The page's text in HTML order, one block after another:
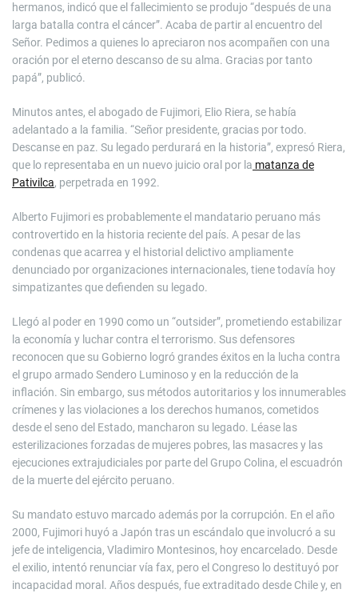
hermanos, indicó que el fallecimiento se produjo “después de una
larga batalla contra el cáncer”. Acaba de partir al encuentro del
Señor. Pedimos a quienes lo apreciaron nos acompañen con una
oración por el eterno descanso de su alma. Gracias por tanto
papá”, publicó.
Minutos antes, el abogado de Fujimori, Elio Riera, se había
adelantado a la familia. “Señor presidente, gracias por todo.
Descanse en paz. Su legado perdurará en la historia”, expresó Riera,
que lo representaba en un nuevo juicio oral por la matanza de
Pativilca, perpetrada en 1992.
Alberto Fujimori es probablemente el mandatario peruano más
controvertido en la historia reciente del país. A pesar de las
condenas que acarrea y el historial delictivo ampliamente
denunciado por organizaciones internacionales, tiene todavía hoy
simpatizantes que defienden su legado.
Llegó al poder en 1990 como un “outsider”, prometiendo estabilizar
la economía y luchar contra el terrorismo. Sus defensores
reconocen que su Gobierno logró grandes éxitos en la lucha contra
el grupo armado Sendero Luminoso y en la reducción de la
inflación. Sin embargo, sus métodos autoritarios y los innumerables
crímenes y las violaciones a los derechos humanos, cometidos
desde el seno del Estado, mancharon su legado. Léase las
esterilizaciones forzadas de mujeres pobres, las masacres y las
ejecuciones extrajudiciales por parte del Grupo Colina, el escuadrón
de la muerte del ejército peruano.
Su mandato estuvo marcado además por la corrupción. En el año
2000, Fujimori huyó a Japón tras un escándalo que involucró a su
jefe de inteligencia, Vladimiro Montesinos, hoy encarcelado. Desde
el exilio, intentó renunciar vía fax, pero el Congreso lo destituyó por
incapacidad moral. Años después, fue extraditado desde Chile y, en